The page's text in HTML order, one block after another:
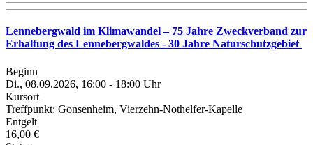
Lennebergwald im Klimawandel – 75 Jahre Zweckverband zur
Erhaltung des Lennebergwaldes - 30 Jahre Naturschutzgebiet
Beginn
Di., 08.09.2026, 16:00 - 18:00 Uhr
Kursort
Treffpunkt: Gonsenheim, Vierzehn-Nothelfer-Kapelle
Entgelt
16,00 €